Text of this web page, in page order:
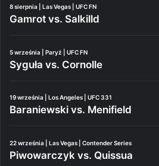
8 sierpnia | Las Vegas | UFC FN
Gamrot vs. Salkilld
5 września | Paryż | UFC FN
Syguła vs. Cornolle
19 września | Los Angeles | UFC 331
Baraniewski vs. Menifield
22 września | Las Vegas | Contender Series
Piwowarczyk vs. Quissua